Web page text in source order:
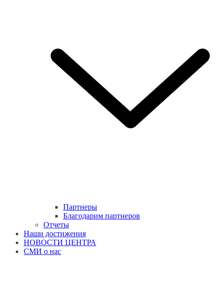
Партнеры
Благодарим партнеров
Отчеты
Наши достижения
НОВОСТИ ЦЕНТРА
СМИ о нас